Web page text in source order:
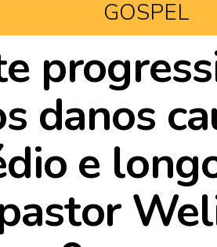
GOSPEL
danos
e